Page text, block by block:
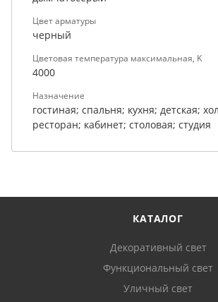
Цвет арматуры
черный
Цветовая температура максимальная, K
4000
Назначение
гостиная; спальня; кухня; детская;
ресторан; кабинет; столовая; студия
КАТАЛОГ
Декоративный свет
Функциональный свет
Уличный свет